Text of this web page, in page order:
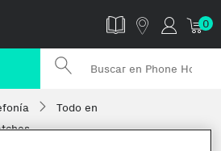
0
Todo en